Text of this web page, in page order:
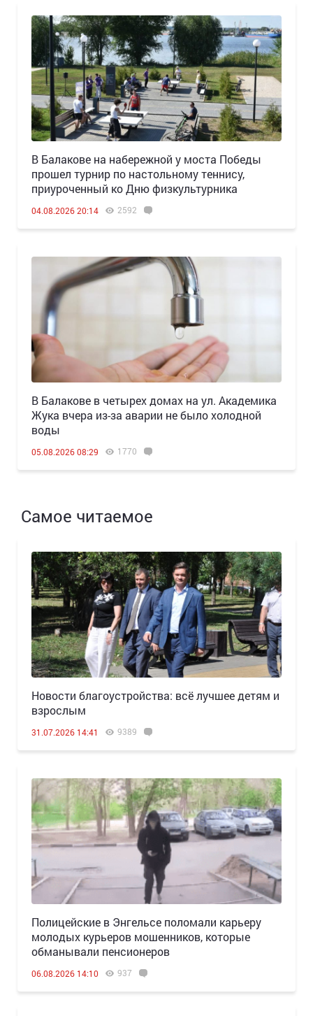
В Балакове на набережной у моста Победы
прошел турнир по настольному теннису,
приуроченный ко Дню физкультурника
04.08.2026 20:14 2592
В Балакове в четырех домах на ул. Академика
Жука вчера из-за аварии не было холодной
воды
05.08.2026 08:29 1770
Самое читаемое
Новости благоустройства: всё лучшее детям и
взрослым
31.07.2026 14:41 9389
Полицейские в Энгельсе поломали карьеру
молодых курьеров мошенников, которые
обманывали пенсионеров
06.08.2026 14:10 937